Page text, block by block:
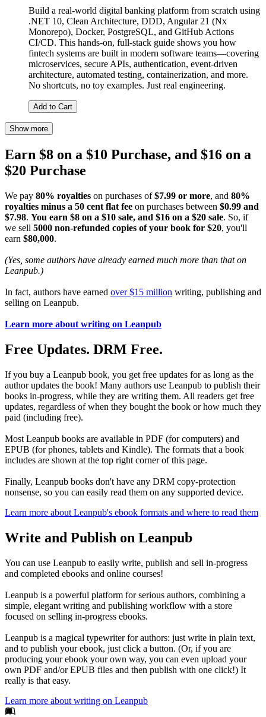
Build a real-world digital banking platform from scratch using
.NET 10, Clean Architecture, DDD, Angular 21 (Nx
Monorepo), Docker, PostgreSQL, and GitHub Actions
CI/CD. This hands-on, full-stack guide shows you how
fintech systems are built in modern software teams—covering
microservices, secure APIs, authentication, event-driven
architecture, automated testing, containerization, and more.
No shortcuts, no toy examples. Just real engineering.
Add to Cart
Show more
Earn $8 on a $10 Purchase, and $16 on a
$20 Purchase
We pay 80% royalties on purchases of$7.99 or more, and 80%
royalties minus a 50 cent flat fee on purchases between $0.99 and
$7.98. You earn $8 on a $10 sale, and $16 on a $20 sale. So, if
we sell 5000 non-refunded copies of your book for $20, you'll
earn $80,000.
(Yes, some authors have already earned much more than that on
Leanpub.)
In fact, authors have earned over $15 million writing, publishing and
selling on Leanpub.
Learn more about writing on Leanpub
Free Updates. DRM Free.
If you buy a Leanpub book, you get free updates for as long as the
author updates the book! Many authors use Leanpub to publish their
books in-progress, while they are writing them. All readers get free
updates, regardless of when they bought the book or how much they
paid (including free).
Most Leanpub books are available in PDF (for computers) and
EPUB (for phones, tablets and Kindle). The formats that a book
includes are shown at the top right corner of this page.
Finally, Leanpub books don't have any DRM copy-protection
nonsense, so you can easily read them on any supported device.
Learn more about Leanpub's ebook formats and where to read them
Write and Publish on Leanpub
You can use Leanpub to easily write, publish and sell in-progress
and completed ebooks and online courses!
Leanpub is a powerful platform for serious authors, combining a
simple, elegant writing and publishing workflow with a store
focused on selling in-progress ebooks.
Leanpub is a magical typewriter for authors: just write in plain text,
and to publish your ebook, just click a button. (Or, if you are
producing your ebook your own way, you can even upload your
own PDF and/or EPUB files and then publish with one click!) It
really is that easy.
Learn more about writing on Leanpub
Footer